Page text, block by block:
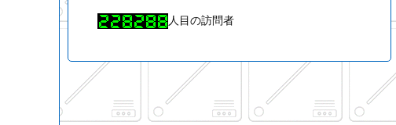
人目の訪問者